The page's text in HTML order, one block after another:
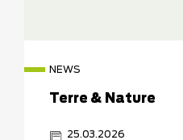
NEWS
Terre & Nature
25.03.2026